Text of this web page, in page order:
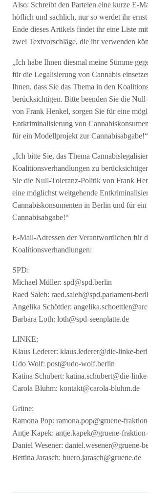
Also: Schreibt den Parteien eine kurze E-
höflich und sachlich, nur so werdet ihr
Ende dieses Artikels findet ihr eine Liste
zwei Textvorschläge, die ihr verwenden
„Ich habe Ihnen diesmal meine Stimme
für die Legalisierung von Cannabis
Ihnen, dass Sie das Thema in den
berücksichtigen. Bitte beenden Sie die
von Frank Henkel, sorgen Sie für eine
Entkriminalisierung von
für ein Modellprojekt zur Cannabisabgabe!“
„Ich bitte Sie, das Thema
Koalitionsverhandlungen zu
Sie die Null-Toleranz-Politik von Frank
eine möglichst weitgehende
Cannabiskonsumenten in Berlin und für
Cannabisabgabe!“
E-Mail-Adressen der Verantwortlichen für
Koalitionsverhandlungen:
SPD:
Michael Müller:spd@spd.berlin
Raed Saleh:raed.saleh@spd.parlament-
Angelika Schöttler:
Barbara Loth:loth@spd-seenplatte.de
LINKE:
Klaus Lederer:klaus.lederer@die-linke-
Udo Wolf:post@udo-wolf.berlin
Katina Schubert:katina.schubert@die-
Carola Bluhm:kontakt@carola-bluhm.de
Grüne:
Ramona Pop:ramona.pop@gruene-
Antje Kapek:antje.kapek@gruene-
Daniel Wesener:daniel.wesener@gruene-
Bettina Jarasch:buero.jarasch@gruene.de